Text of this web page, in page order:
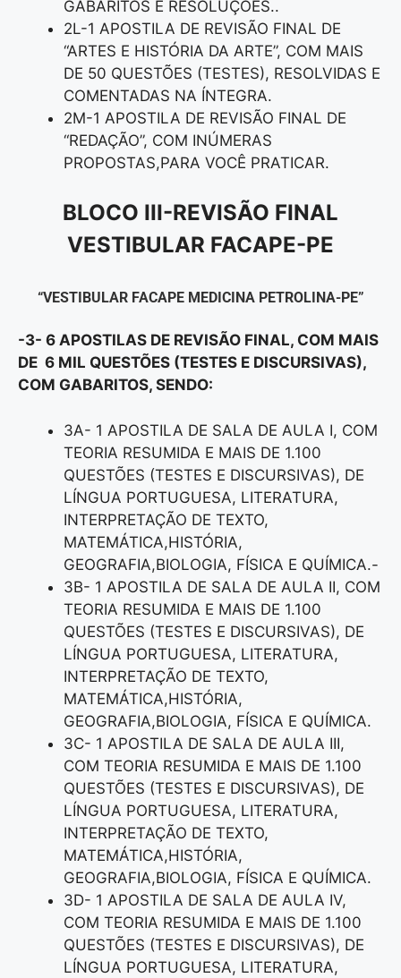
GABARITOS E RESOLUÇÕES..
2L-1 APOSTILA DE REVISÃO FINAL DE
“ARTES E HISTÓRIA DA ARTE”, COM MAIS
DE 50 QUESTÕES (TESTES), RESOLVIDAS E
COMENTADAS NA ÍNTEGRA.
2M-1 APOSTILA DE REVISÃO FINAL DE
“REDAÇÃO”, COM INÚMERAS
PROPOSTAS,PARA VOCÊ PRATICAR.
BLOCO III-REVISÃO FINAL
VESTIBULAR FACAPE-PE
“VESTIBULAR FACAPE MEDICINA PETROLINA-PE”
-3- 6 APOSTILAS DE REVISÃO FINAL, COM MAIS
DE 6 MIL QUESTÕES (TESTES E DISCURSIVAS),
COM GABARITOS, SENDO:
3A- 1 APOSTILA DE SALA DE AULA I, COM
TEORIA RESUMIDA E MAIS DE 1.100
QUESTÕES (TESTES E DISCURSIVAS), DE
LÍNGUA PORTUGUESA, LITERATURA,
INTERPRETAÇÃO DE TEXTO,
MATEMÁTICA,HISTÓRIA,
GEOGRAFIA,BIOLOGIA, FÍSICA E QUÍMICA.-
3B- 1 APOSTILA DE SALA DE AULA II, COM
TEORIA RESUMIDA E MAIS DE 1.100
QUESTÕES (TESTES E DISCURSIVAS), DE
LÍNGUA PORTUGUESA, LITERATURA,
INTERPRETAÇÃO DE TEXTO,
MATEMÁTICA,HISTÓRIA,
GEOGRAFIA,BIOLOGIA, FÍSICA E QUÍMICA.
3C- 1 APOSTILA DE SALA DE AULA III,
COM TEORIA RESUMIDA E MAIS DE 1.100
QUESTÕES (TESTES E DISCURSIVAS), DE
LÍNGUA PORTUGUESA, LITERATURA,
INTERPRETAÇÃO DE TEXTO,
MATEMÁTICA,HISTÓRIA,
GEOGRAFIA,BIOLOGIA, FÍSICA E QUÍMICA.
3D- 1 APOSTILA DE SALA DE AULA IV,
COM TEORIA RESUMIDA E MAIS DE 1.100
QUESTÕES (TESTES E DISCURSIVAS), DE
LÍNGUA PORTUGUESA, LITERATURA,